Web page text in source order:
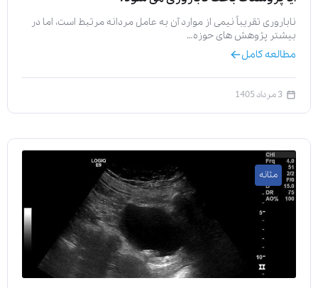
ناباروری تقریباً نیمی از موارد آن به عامل مردانه مرتبط است، اما در
بیشتر پژوهش‌ های حوزه…
مطالعه کامل
3 مرداد 1405
مثانه